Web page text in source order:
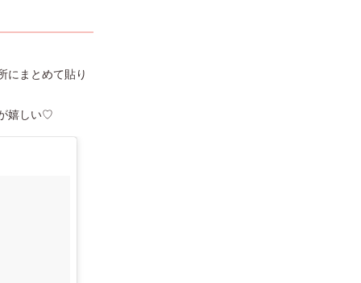
にまとめて貼り
嬉しい♡